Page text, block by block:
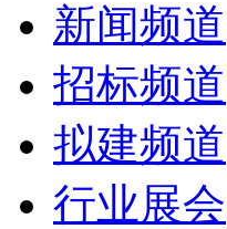
新闻频道
招标频道
拟建频道
行业展会